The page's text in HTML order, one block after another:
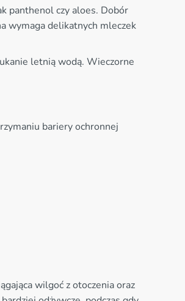
panthenol czy aloes. Dobór
wymaga delikatnych mleczek
letnią wodą. Wieczorne
bariery ochronnej
wilgoć z otoczenia oraz